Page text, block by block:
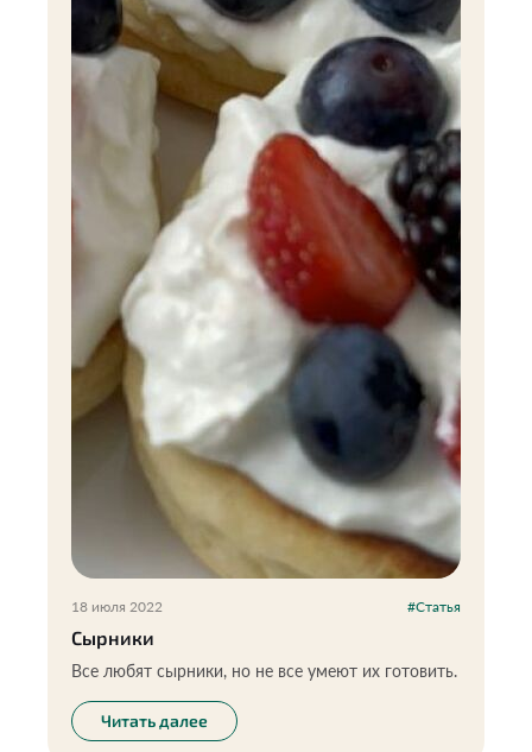
18 июля 2022 #Статья
Сырники
Все любят сырники, но не все умеют их готовить.
Читать далее